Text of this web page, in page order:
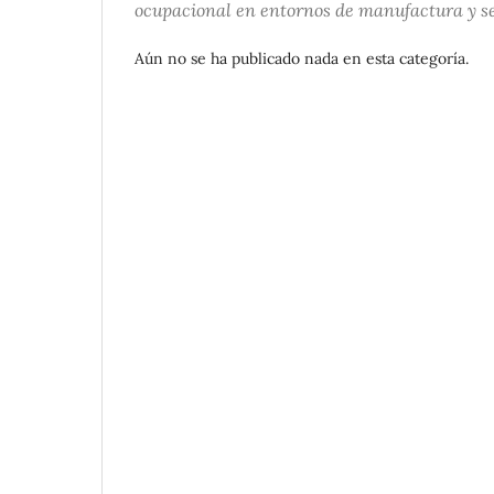
ocupacional en entornos de manufactura y
Aún no se ha publicado nada en esta categoría.